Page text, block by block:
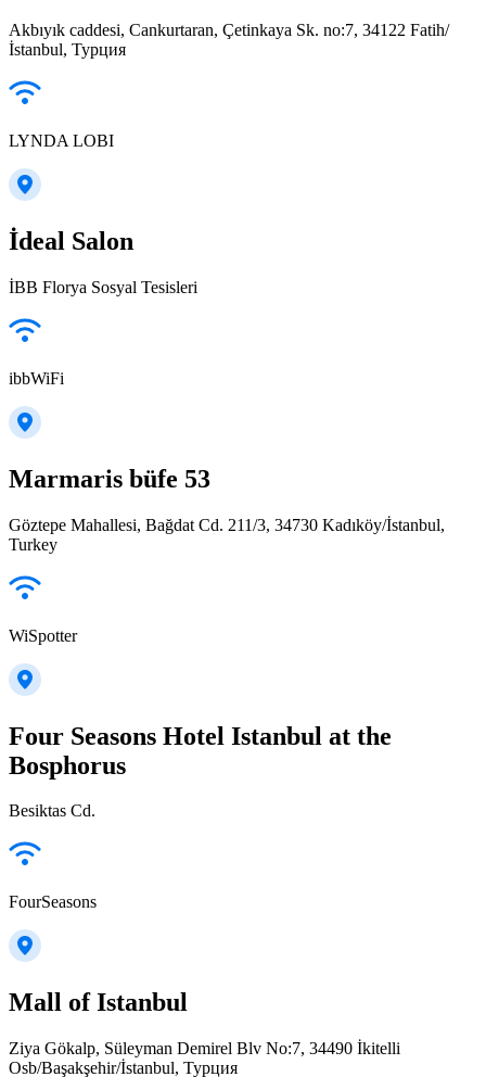
Akbıyık caddesi, Cankurtaran, Çetinkaya Sk. no:7, 34122 Fatih/
İstanbul, Турция
LYNDA LOBI
İdeal Salon
İBB Florya Sosyal Tesisleri
ibbWiFi
Marmaris büfe 53
Göztepe Mahallesi, Bağdat Cd. 211/3, 34730 Kadıköy/İstanbul,
Turkey
WiSpotter
Four Seasons Hotel Istanbul at the
Bosphorus
Besiktas Cd.
FourSeasons
Mall of Istanbul
Ziya Gökalp, Süleyman Demirel Blv No:7, 34490 İkitelli
Osb/Başakşehir/İstanbul, Турция